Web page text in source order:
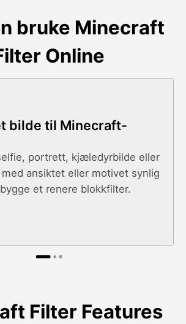
bruke Minecraft
Online
bilde til Minecraft-
portrett, kjæledyrbilde eller
ansiktet eller motivet synlig
et renere blokkfilter.
Filter Features